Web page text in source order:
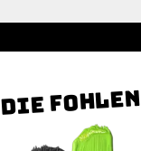
Die Fohlen